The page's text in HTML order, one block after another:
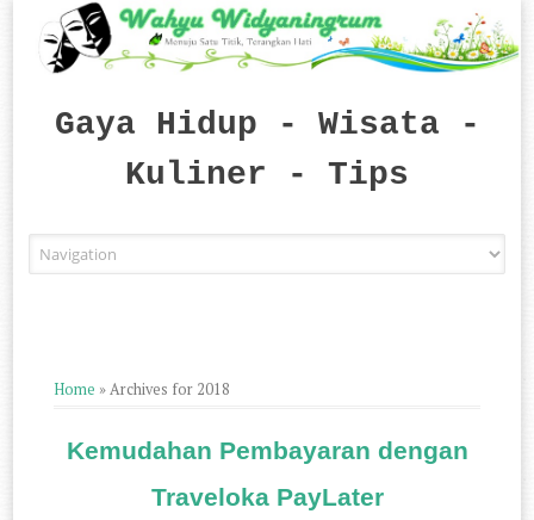
Gaya Hidup - Wisata -
Kuliner - Tips
Home »Archives for 2018
Kemudahan Pembayaran dengan
Traveloka PayLater